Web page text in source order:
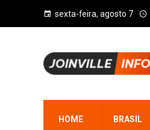
sexta-feira, agosto 7
HOME BRASIL